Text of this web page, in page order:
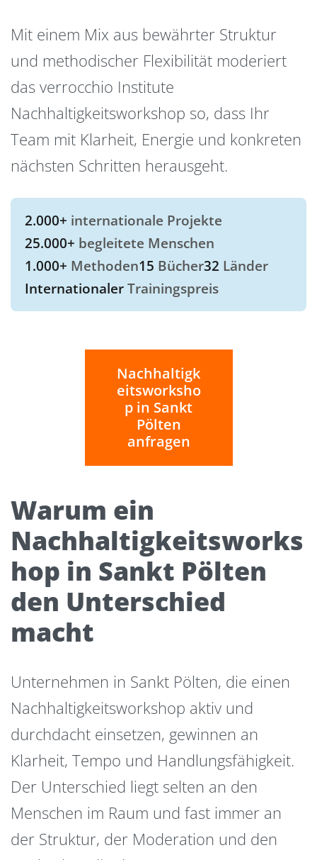
Mit einem Mix aus bewährter Struktur
und methodischer Flexibilität moderiert
das verrocchio Institute
Nachhaltigkeitsworkshop so, dass Ihr
Team mit Klarheit, Energie und konkreten
nächsten Schritten herausgeht.
2.000+ internationale Projekte
25.000+ begleitete Menschen
1.000+ Methoden15 Bücher32 Länder
InternationalerTrainingspreis
Nachhaltigk
eitsworksho
p in Sankt
Pölten
anfragen
Warum ein
Nachhaltigkeitsworks
hop in Sankt Pölten
den Unterschied
macht
Unternehmen in Sankt Pölten, die einen
Nachhaltigkeitsworkshop aktiv und
durchdacht einsetzen, gewinnen an
Klarheit, Tempo und Handlungsfähigkeit.
Der Unterschied liegt selten an den
Menschen im Raum und fast immer an
der Struktur, der Moderation und den